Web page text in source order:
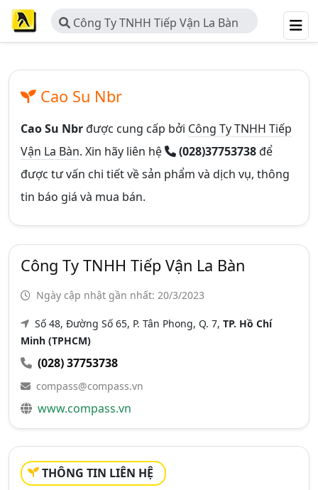
Công Ty TNHH Tiếp Vận La Bàn
Cao Su Nbr
Cao Su Nbrđược cung cấp bởi Công Ty TNHH Tiếp
Vận La Bàn. Xin hãy liên hệ (028)37753738để
được tư vấn chi tiết về sản phẩm và dịch vụ, thông
tin báo giá và mua bán.
Công Ty TNHH Tiếp Vận La Bàn
Ngày cập nhật gần nhất: 20/3/2023
Số 48, Đường Số 65, P. Tân Phong, Q. 7, TP. Hồ Chí
Minh (TPHCM)
(028) 37753738
compass@compass.vn
www.compass.vn
THÔNG TIN LIÊN HỆ